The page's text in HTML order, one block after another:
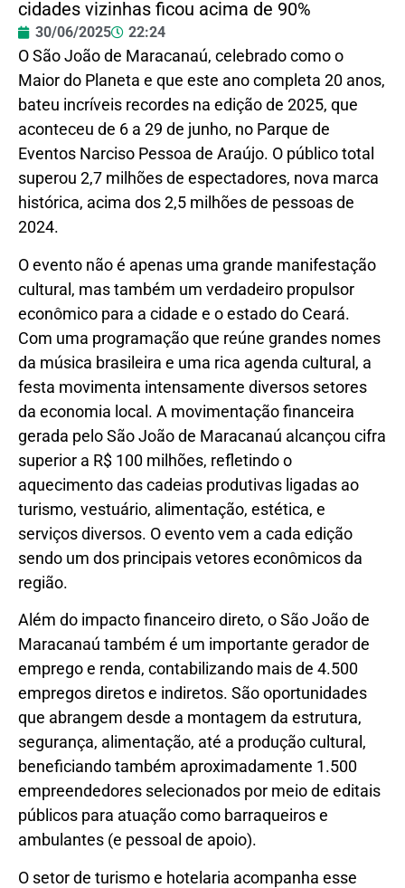
cidades vizinhas ficou acima de 90%
30/06/2025 22:24
O São João de Maracanaú, celebrado como o
Maior do Planeta e que este ano completa 20 anos,
bateu incríveis recordes na edição de 2025, que
aconteceu de 6 a 29 de junho, no Parque de
Eventos Narciso Pessoa de Araújo. O público total
superou 2,7 milhões de espectadores, nova marca
histórica, acima dos 2,5 milhões de pessoas de
2024.
O evento não é apenas uma grande manifestação
cultural, mas também um verdadeiro propulsor
econômico para a cidade e o estado do Ceará.
Com uma programação que reúne grandes nomes
da música brasileira e uma rica agenda cultural, a
festa movimenta intensamente diversos setores
da economia local. A movimentação financeira
gerada pelo São João de Maracanaú alcançou cifra
superior a R$ 100 milhões, refletindo o
aquecimento das cadeias produtivas ligadas ao
turismo, vestuário, alimentação, estética, e
serviços diversos. O evento vem a cada edição
sendo um dos principais vetores econômicos da
região.
Além do impacto financeiro direto, o São João de
Maracanaú também é um importante gerador de
emprego e renda, contabilizando mais de 4.500
empregos diretos e indiretos. São oportunidades
que abrangem desde a montagem da estrutura,
segurança, alimentação, até a produção cultural,
beneficiando também aproximadamente 1.500
empreendedores selecionados por meio de editais
públicos para atuação como barraqueiros e
ambulantes (e pessoal de apoio).
O setor de turismo e hotelaria acompanha esse